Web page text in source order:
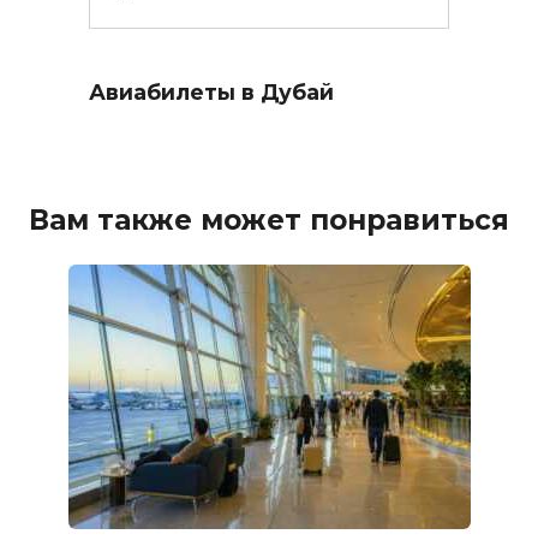
Авиабилеты в Дубай
Вам также может понравиться